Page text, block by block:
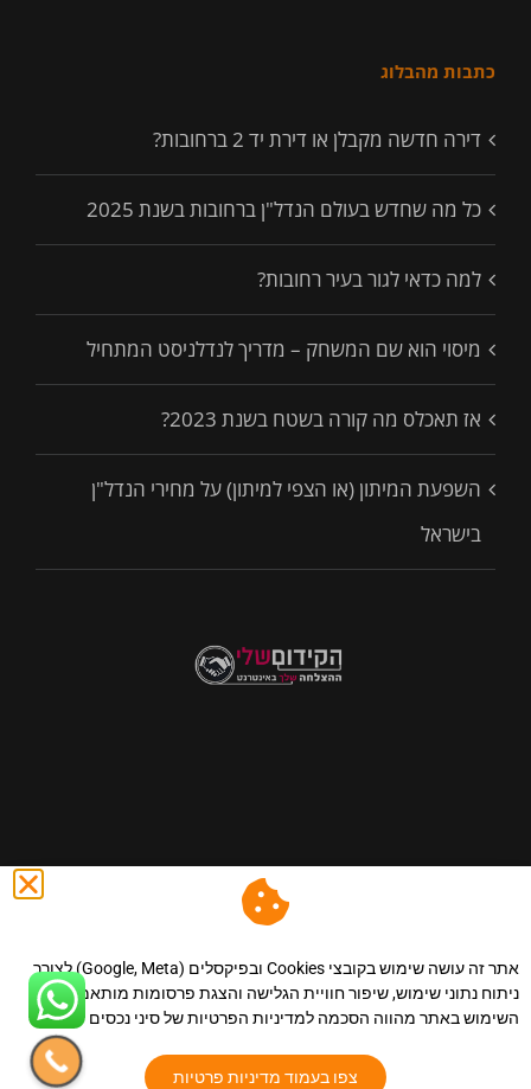
כתבות מהבלוג
דירה חדשה מקבלן או דירת יד 2 ברחובות?
כל מה שחדש בעולם הנדל"ן ברחובות בשנת 2025
למה כדאי לגור בעיר רחובות?
מיסוי הוא שם המשחק – מדריך לנדלניסט המתחיל
אז תאכלס מה קורה בשטח בשנת 2023?
השפעת המיתון (או הצפי למיתון) על מחירי הנדל"ן
בישראל
@ כול הזכויות שמורות לסיני נכסים - השקעות,שיווק נדל"ן ונכסים
תקנון אתר. | llms.
אתר זה עושה שימוש בקובצי Cookies ובפיקסלים (Google, Meta) לצורך
ניתוח נתוני שימוש, שיפור חוויית הגלישה והצגת פרסומות מותאמות.
השימוש באתר מהווה הסכמה למדיניות הפרטיות של סיני נכסים
צפו בעמוד מדיניות פרטיות